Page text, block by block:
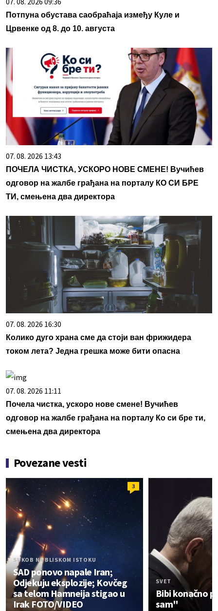
Потпуна обустава саобраћаја између Куле и
Црвенке од 8. до 10. августа
07. 08. 2026 13:43
ПОЧЕЛА ЧИСТКА, УСКОРО НОВЕ СМЕНЕ! Вучићев
одговор на жалбе грађана на порталу КО СИ БРЕ
ТИ, смењена два директора
07. 08. 2026 16:30
Колико дуго храна сме да стоји ван фрижидера
током лета? Једна грешка може бити опасна
07. 08. 2026 11:11
Почела чистка, ускоро нове смене! Вучићев
одговор на жалбе грађана на порталу Ко си бре ти,
смењена два директора
Povezane vesti
3
SUKOB NA BLISKOM ISTOKU
SAD ponovo napale Iran;
Odjekuju eksplozije; Kovčeg
sa telom Hamneija stigao u
Irak FOTO/VIDEO
SVET
Bibi konačno
sam"